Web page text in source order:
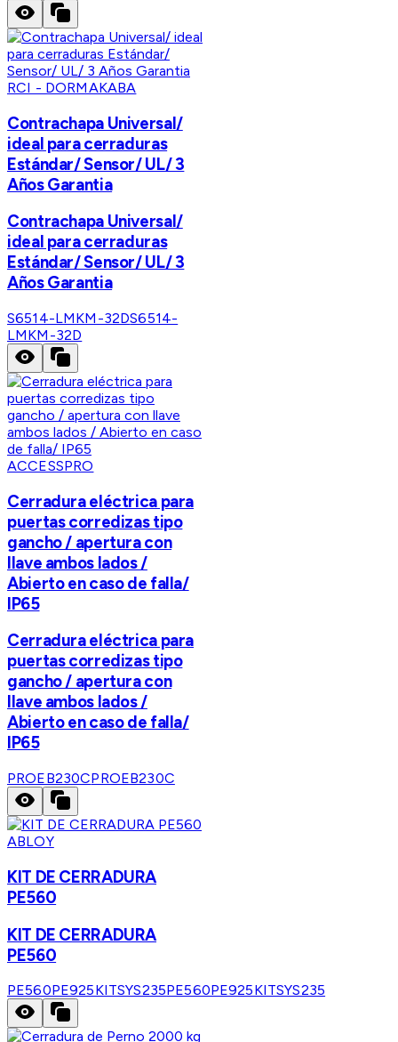
RCI - DORMAKABA
Contrachapa Universal/
ideal para cerraduras
Estándar/ Sensor/ UL/ 3
Años Garantia
Contrachapa Universal/
ideal para cerraduras
Estándar/ Sensor/ UL/ 3
Años Garantia
S6514-LMKM-32DS6514-
LMKM-32D
ACCESSPRO
Cerradura eléctrica para
puertas corredizas tipo
gancho / apertura con
llave ambos lados /
Abierto en caso de falla/
IP65
Cerradura eléctrica para
puertas corredizas tipo
gancho / apertura con
llave ambos lados /
Abierto en caso de falla/
IP65
PROEB230CPROEB230C
ABLOY
KIT DE CERRADURA
PE560
KIT DE CERRADURA
PE560
PE560PE925KITSYS235PE560PE925KITSYS235